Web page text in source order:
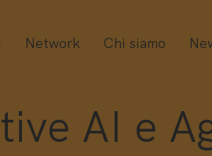
Network Chi siamo
AI e